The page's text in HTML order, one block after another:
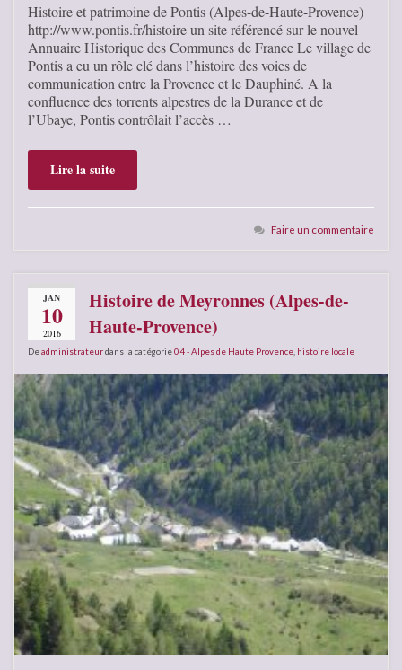
Histoire et patrimoine de Pontis (Alpes-de-Haute-Provence)
http://www.pontis.fr/histoire un site référencé sur le nouvel
Annuaire Historique des Communes de France Le village de
Pontis a eu un rôle clé dans l’histoire des voies de
communication entre la Provence et le Dauphiné. A la
confluence des torrents alpestres de la Durance et de
l’Ubaye, Pontis contrôlait l’accès …
Lire la suite
Faire un commentaire
JAN
10
2016
Histoire de Meyronnes (Alpes-de-
Haute-Provence)
Deadministrateurdans la catégorie04 - Alpes de Haute Provence histoire locale